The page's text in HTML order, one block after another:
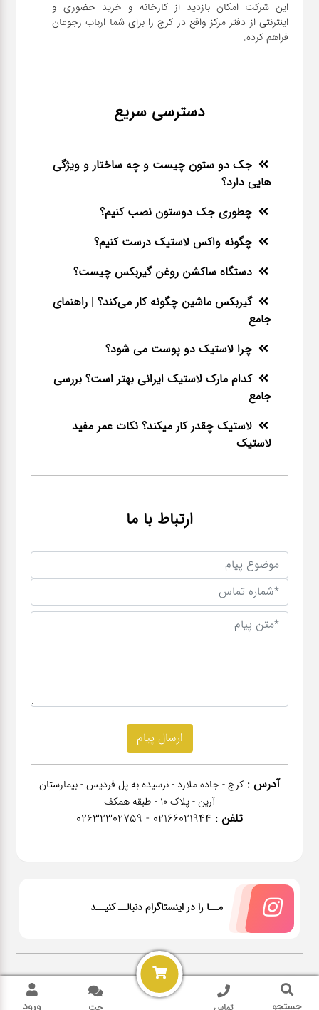
این شرکت امکان بازدید از کارخانه و خرید حضوری و
اینترنتی از دفتر مرکز واقع در کرج را برای شما ارباب رجوعان
فراهم کرده.
دسترسی سریع
جک دو ستون چیست و چه ساختار و ویژگی
هایی دارد؟
چطوری جک دوستون نصب کنیم؟
چگونه واکس لاستیک درست کنیم؟
دستگاه ساکشن روغن گیربکس چیست؟
گیربکس ماشین چگونه کار می‌کند؟ | راهنمای
جامع
چرا لاستیک دو پوست می شود؟
کدام مارک لاستیک ایرانی بهتر است؟ بررسی
جامع
لاستیک چقدر کار میکند؟ نکات عمر مفید
لاستیک
ارتباط با ما
آدرس : کرج - جاده ملارد - نرسیده به پل فردیس - بیمارستان
آرین - پلاک 10 - طبقه همکف
تلفن : 02166021944 - 02632302759
مــا را در اینستاگرام دنبالــ کنیــد
2026 @ All rights reserved Power by NanoPardazan
جستجو تماس چت ورود